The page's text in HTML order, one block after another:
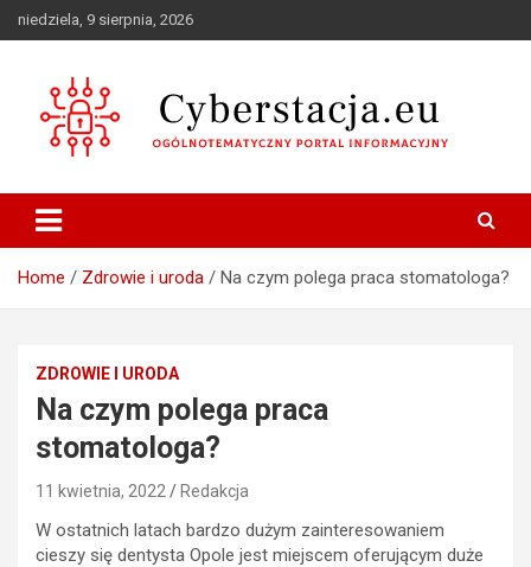
Skip
to
niedziela, 9 sierpnia, 2026
Cyberstacja.eu
Home Zdrowie i uroda Na czym polega praca stomatologa?
ZDROWIE I URODA
Na czym polega praca
stomatologa?
11 kwietnia, 2022 Redakcja
W ostatnich latach bardzo dużym zainteresowaniem
cieszy się dentysta Opole jest miejscem oferującym duże